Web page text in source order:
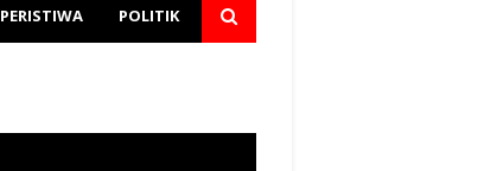
PERISTIWA POLITIK